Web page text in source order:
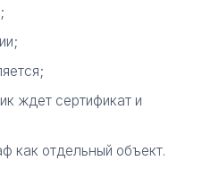
ждет сертификат и
как отдельный объект.